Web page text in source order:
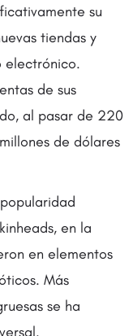
su
tiendas y
electrónico.
de sus
al pasar de 220
de dólares
en la
en elementos
Más
se ha